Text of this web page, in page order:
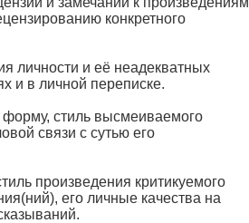
конкретного
личности и её неадекватных
и в личной переписке.
стиль высмеиваемого
связи с сутью его
произведения критикуемого
его личные качества на